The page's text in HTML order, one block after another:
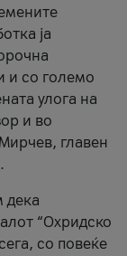
ја
и со големо
улога на
и во
главен
дека
“Охридско
со повеќе